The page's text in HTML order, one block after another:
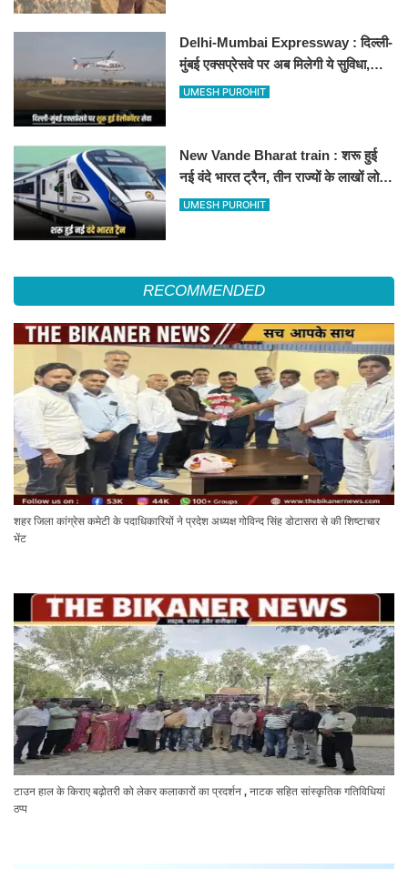
Delhi-Mumbai Expressway : दिल्ली-
मुंबई एक्सप्रेसवे पर अब मिलेगी ये सुविधा,
हेलीकॉप्टर सर्विस से तुरंत घायल पहुंचेगा
UMESH PUROHIT
New Vande Bharat train : शरू हुई
नई वंदे भारत ट्रैन, तीन राज्यों के लाखों लोगों
का सफर होगा आसान, देखें पूरा रूटमैप
UMESH PUROHIT
RECOMMENDED
शहर जिला कांग्रेस कमेटी के पदाधिकारियों ने प्रदेश अध्यक्ष गोविन्द सिंह डोटासरा से की शिष्टाचार
भेंट
टाउन हाल के किराए बढ़ोतरी को लेकर कलाकारों का प्रदर्शन , नाटक सहित सांस्कृतिक गतिविधियां
ठप्प